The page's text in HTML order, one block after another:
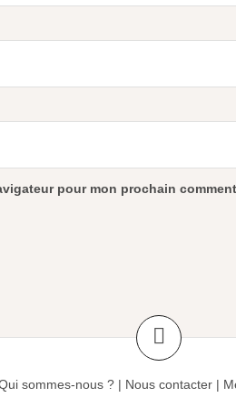
pour mon prochain
sommes-nous ?| Nous contacter|